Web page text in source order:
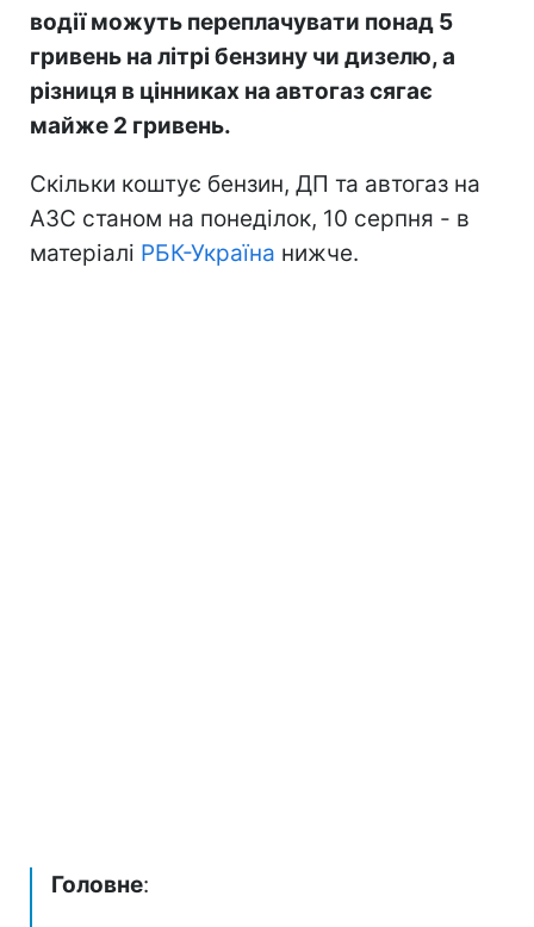
водії можуть переплачувати понад 5
гривень на літрі бензину чи дизелю, а
різниця в цінниках на автогаз сягає
майже 2 гривень.
Скільки коштує бензин, ДП та автогаз на
АЗС станом на понеділок, 10 серпня - в
матеріалі РБК-Україна нижче.
Головне: